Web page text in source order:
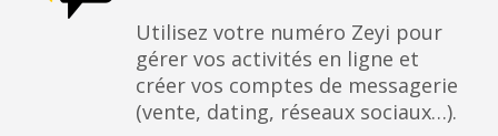
Utilisez votre numéro Zeyi pour
gérer vos activités en ligne et
créer vos comptes de messagerie
(vente, dating, réseaux sociaux…).